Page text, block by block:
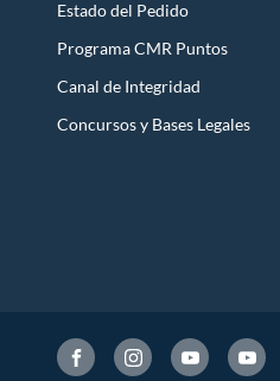
Estado del Pedido
Programa CMR Puntos
Canal de Integridad
Concursos y Bases Legales